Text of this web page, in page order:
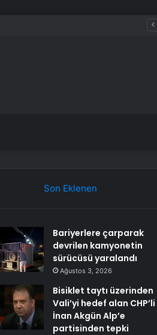
Son Eklenen
Bariyerlere çarparak
devrilen kamyonetin
sürücüsü yaralandı
Ağustos 3, 2026
Bisiklet taytı üzerinden
Vali’yi hedef alan CHP’li
İnan Akgün Alp’e
partisinden tepki